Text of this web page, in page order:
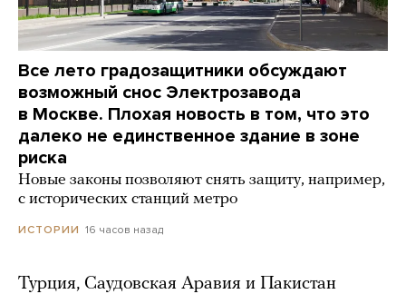
Все лето градозащитники обсуждают
возможный снос Электрозавода
в Москве. Плохая новость в том, что это
далеко не единственное здание в зоне
риска
Новые законы позволяют снять защиту, например,
с исторических станций метро
ИСТОРИИ 16 часов назад
Турция, Саудовская Аравия и Пакистан